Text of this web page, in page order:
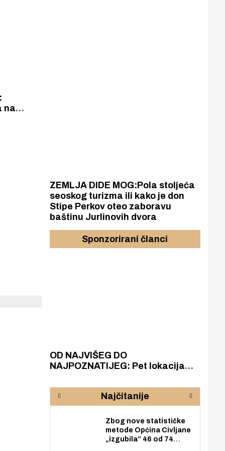
na
ZEMLJA DIDE MOG:Pola stoljeća
seoskog turizma ili kako je don
Stipe Perkov oteo zaboravu
baštinu Jurlinovih dvora
Sponzorirani članci
OD NAJVIŠEG DO
NAJPOZNATIJEG: Pet lokacija
rijeke Krke
Najčitanije
Zbog nove statističke
metode Općina Civljane
„izgubila” 46 od 74